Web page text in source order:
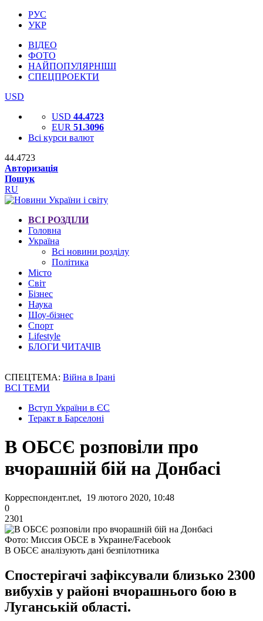
РУС
УКР
ВІДЕО
ФОТО
НАЙПОПУЛЯРНІШІ
СПЕЦПРОЕКТИ
USD
USD 44.4723
EUR 51.3096
Всі курси валют
44.4723
Авторизація
Пошук
RU
ВСІ РОЗДІЛИ
Головна
Україна
Всі новини розділу
Політика
Місто
Світ
Бізнес
Наука
Шоу-бізнес
Спорт
Lifestyle
БЛОГИ ЧИТАЧІВ
СПЕЦТЕМА: Війна в Ірані
ВСІ ТЕМИ
Вступ України в ЄС
Теракт в Барселоні
В ОБСЄ розповіли про
вчорашній бій на Донбасі
Корреспондент.net, 19 лютого 2020, 10:48
0
2301
Фото: Миссия ОБСЕ в Украине/Facebook
В ОБСЄ аналізують дані безпілотника
Спостерігачі зафіксували близько 2300
вибухів у районі вчорашнього бою в
Луганській області.